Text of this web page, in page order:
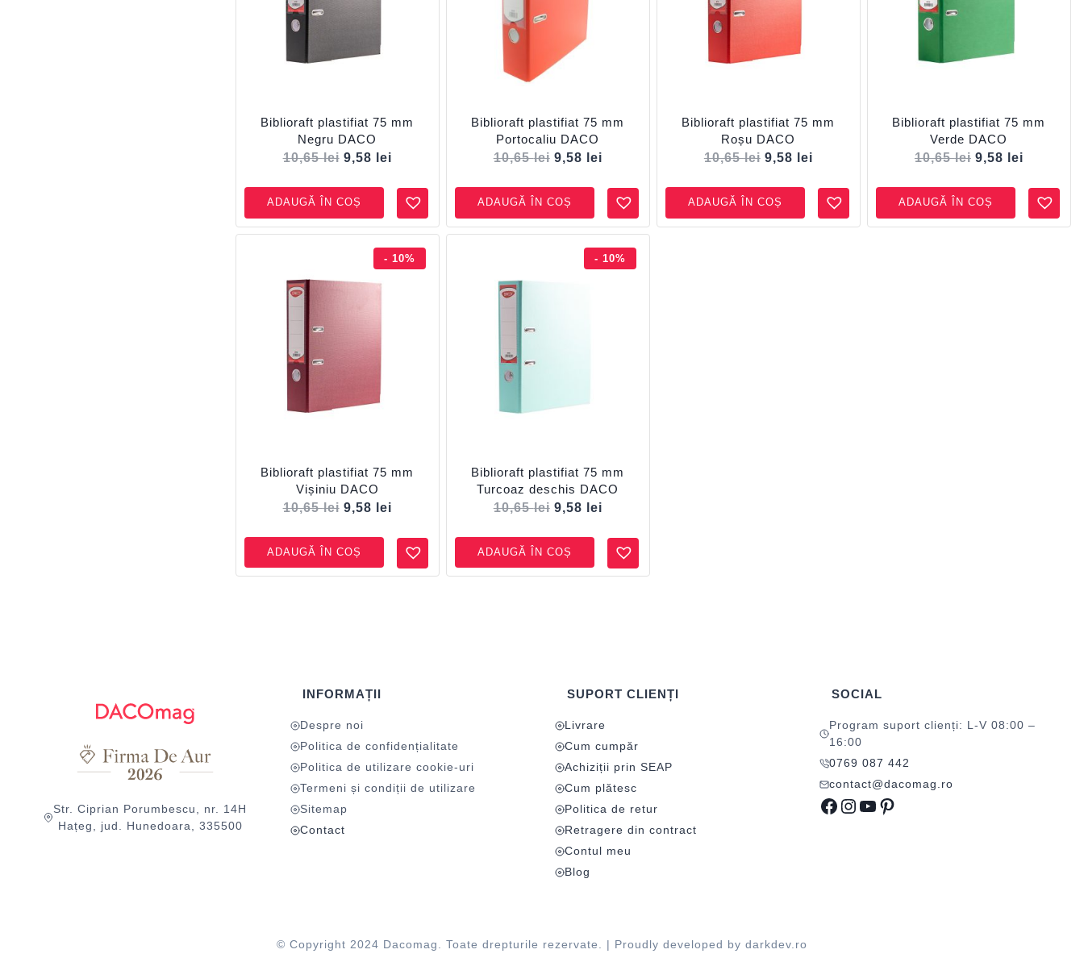
Biblioraft plastifiat 75 mm
Negru DACO
10,65lei 9,58 lei
ADAUGĂ ÎN COȘ
Biblioraft plastifiat 75 mm
Portocaliu DACO
10,65lei 9,58 lei
ADAUGĂ ÎN COȘ
Biblioraft plastifiat 75 mm
Roșu DACO
10,65lei 9,58 lei
ADAUGĂ ÎN COȘ
Biblioraft plastifiat 75 mm
Verde DACO
10,65lei 9,58 lei
ADAUGĂ ÎN COȘ
- 10%
Biblioraft plastifiat 75 mm
Vișiniu DACO
10,65lei 9,58 lei
ADAUGĂ ÎN COȘ
- 10%
Biblioraft plastifiat 75 mm
Turcoaz deschis DACO
10,65lei 9,58 lei
ADAUGĂ ÎN COȘ
Str. Ciprian Porumbescu, nr. 14H
Hațeg, jud. Hunedoara, 335500
INFORMAȚII
Despre noi
Politica de confidențialitate
Politica de utilizare cookie-uri
Termeni și condiții de utilizare
Sitemap
Contact
SUPORT CLIENȚI
Livrare
Cum cumpăr
Achiziții prin SEAP
Cum plătesc
Politica de retur
Retragere din contract
Contul meu
Blog
SOCIAL
Program suport clienți: L-V 08:00 –
16:00
0769 087 442
contact@dacomag.ro
Facebook
Instagram
YouTube
Pinterest
© Copyright 2024 Dacomag. Toate drepturile rezervate. | Proudly developed by darkdev.ro